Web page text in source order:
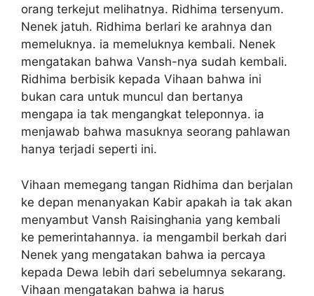
orang terkejut melihatnya. Ridhima tersenyum.
Nenek jatuh. Ridhima berlari ke arahnya dan
memeluknya. ia memeluknya kembali. Nenek
mengatakan bahwa Vansh-nya sudah kembali.
Ridhima berbisik kepada Vihaan bahwa ini
bukan cara untuk muncul dan bertanya
mengapa ia tak mengangkat teleponnya. ia
menjawab bahwa masuknya seorang pahlawan
hanya terjadi seperti ini.
Vihaan memegang tangan Ridhima dan berjalan
ke depan menanyakan Kabir apakah ia tak akan
menyambut Vansh Raisinghania yang kembali
ke pemerintahannya. ia mengambil berkah dari
Nenek yang mengatakan bahwa ia percaya
kepada Dewa lebih dari sebelumnya sekarang.
Vihaan mengatakan bahwa ia harus